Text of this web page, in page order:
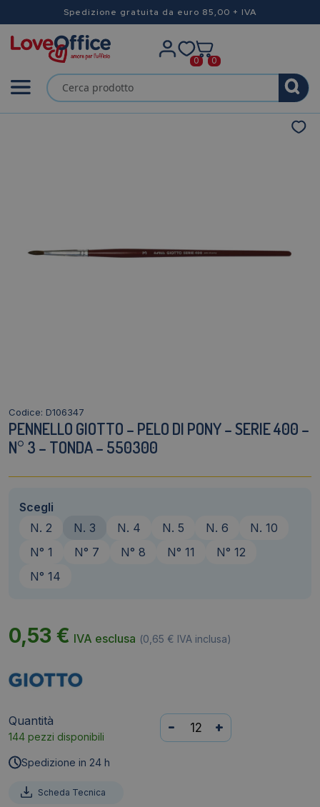
Spedizione gratuita da euro 85,00 + IVA
0 0
Codice: D106347
PENNELLO GIOTTO – PELO DI PONY – SERIE 400 –
N° 3 – TONDA – 550300
Scegli
N. 2
N. 3 N. 4 N. 5 N. 6
N. 10
N° 1
N° 7 N° 8 N° 11
N° 12
N° 14
0,53 € IVA esclusa (0,65 € IVA inclusa)
Quantità
144 pezzi disponibili
Pennello
GIOTTO
- +
Spedizione in 24 h
Scheda Tecnica